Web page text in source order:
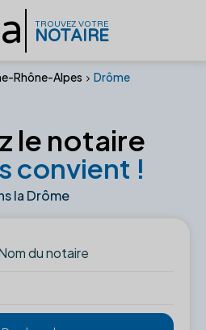
TROUVEZ VOTRE
NOTAIRE
Rhône-Alpes Drôme
le notaire
convient !
la Drôme